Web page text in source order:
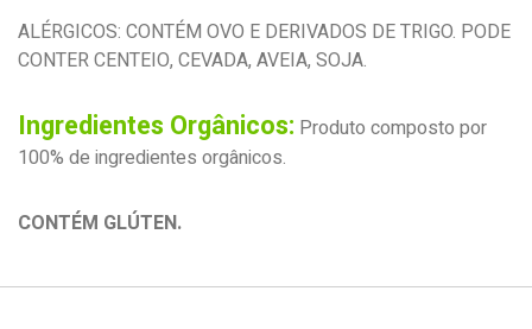
ALÉRGICOS: CONTÉM OVO E DERIVADOS DE TRIGO. PODE
CONTER CENTEIO, CEVADA, AVEIA, SOJA.
Ingredientes Orgânicos: Produto composto por
100% de ingredientes orgânicos.
CONTÉM GLÚTEN.